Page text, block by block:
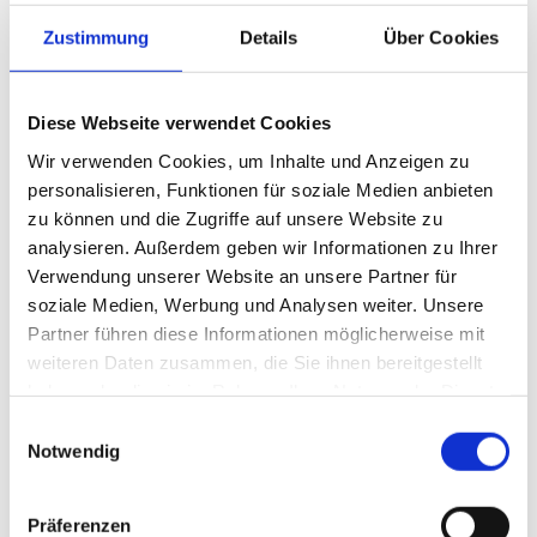
Zustimmung Details Über Cookies
Diese Webseite verwendet Cookies
Wir verwenden Cookies, um Inhalte und Anzeigen zu
personalisieren, Funktionen für soziale Medien anbieten
zu können und die Zugriffe auf unsere Website zu
analysieren. Außerdem geben wir Informationen zu Ihrer
Verwendung unserer Website an unsere Partner für
soziale Medien, Werbung und Analysen weiter. Unsere
Partner führen diese Informationen möglicherweise mit
weiteren Daten zusammen, die Sie ihnen bereitgestellt
Notwendig
Präferenzen
Common Rail, Dieselpartikelfilter (DPF) und SCR-
Katalysatoren.
Das „Mannol Ceramic 5W-30“:
Das bewährte Produkt für moderne Fahrzeuge ist speziell für den
Einsatz in Motoren mit Abgasnachbehandlungssystemen wie
Dieselpartikelfiltern (DPF) und SCR-Katalysatoren entwickelt.
Seine Formulierung reduziert effektiv Emissionen und schützt die
empfindlichen Bauteile dieser Systeme vor Ablagerungen.
Hervorstechende Eigenschaften:
Optimale Kraftstoffersparnis durch reduzierte Reibung und
verbesserte Schmierung.
Oxidationsstabilität.